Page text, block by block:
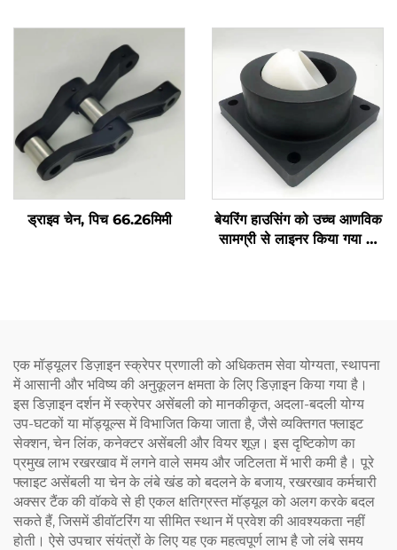
ड्राइव चेन, पिच 66.26मिमी
बेयरिंग हाउसिंग को उच्च आणविक
सामग्री से लाइनर किया गया है,
एक मॉड्यूलर डिज़ाइन स्क्रेपर प्रणाली को अधिकतम सेवा योग्यता, स्थापना
में आसानी और भविष्य की अनुकूलन क्षमता के लिए डिज़ाइन किया गया है।
इस डिज़ाइन दर्शन में स्क्रेपर असेंबली को मानकीकृत, अदला-बदली योग्य
उप-घटकों या मॉड्यूल्स में विभाजित किया जाता है, जैसे व्यक्तिगत फ्लाइट
सेक्शन, चेन लिंक, कनेक्टर असेंबली और वियर शूज़। इस दृष्टिकोण का
प्रमुख लाभ रखरखाव में लगने वाले समय और जटिलता में भारी कमी है। पूरे
फ्लाइट असेंबली या चेन के लंबे खंड को बदलने के बजाय, रखरखाव कर्मचारी
अक्सर टैंक की वॉकवे से ही एकल क्षतिग्रस्त मॉड्यूल को अलग करके बदल
सकते हैं, जिसमें डीवॉटरिंग या सीमित स्थान में प्रवेश की आवश्यकता नहीं
होती। ऐसे उपचार संयंत्रों के लिए यह एक महत्वपूर्ण लाभ है जो लंबे समय